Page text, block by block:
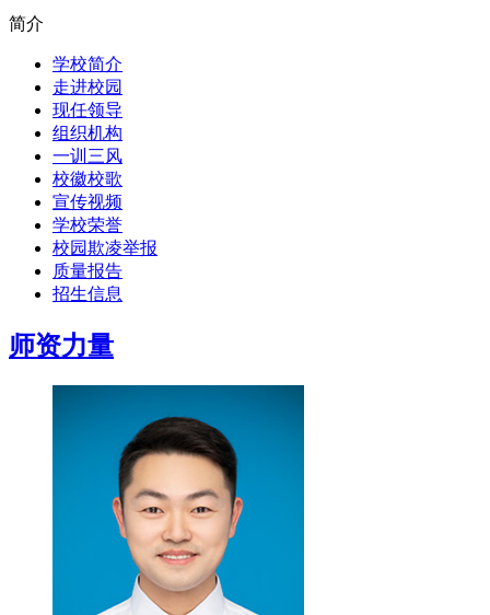
简介
学校简介
走进校园
现任领导
组织机构
一训三风
校徽校歌
宣传视频
学校荣誉
校园欺凌举报
质量报告
招生信息
师资力量